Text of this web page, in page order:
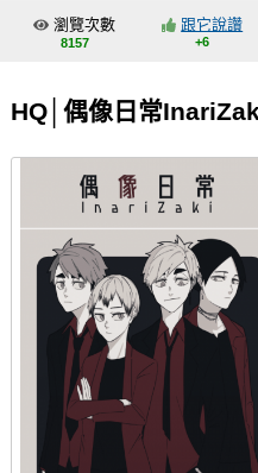
交流中心
會員功能選單
註冊會員
登入
瀏覽次數
8157
跟它說讚
+6
HQ│偶像日常